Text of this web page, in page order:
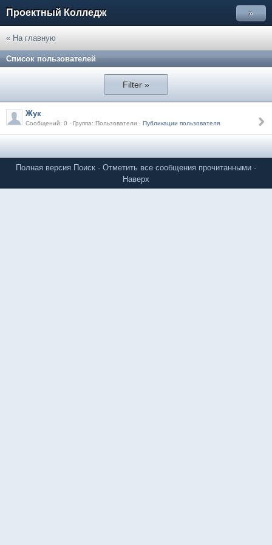
Проектный Колледж »
« На главную
Список пользователей
Filter »
Жук
Сообщений: 0 · Группа: Пользователи · Публикации пользователя
Полная версия Поиск · Отметить все сообщения прочитанными ·
Наверх